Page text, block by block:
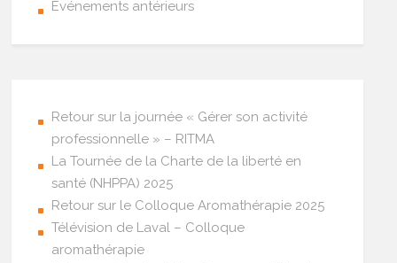
Événements antérieurs
Retour sur la journée « Gérer son activité
professionnelle » – RITMA
La Tournée de la Charte de la liberté en
santé (NHPPA) 2025
Retour sur le Colloque Aromathérapie 2025
Télévision de Laval – Colloque
aromathérapie